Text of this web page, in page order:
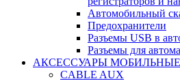
Автомобильный
Предохранители
Разъемы USB в
Разъемы для
АКСЕССУАРЫ МОБИЛЬНЫЕ
CABLE AUX